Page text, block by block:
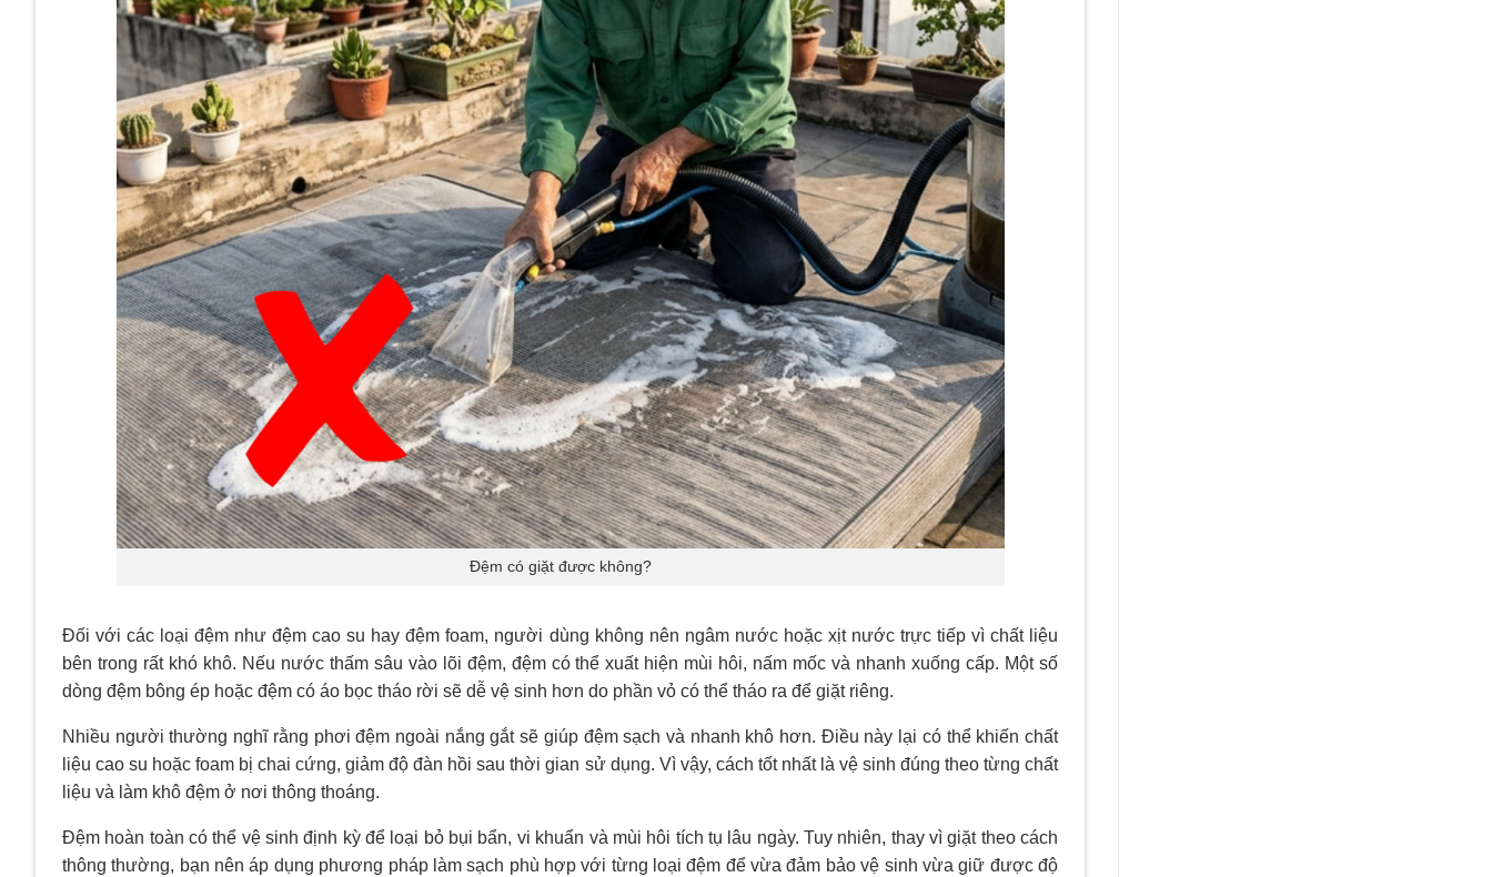
Đệm có giặt được không?
Đối với các loại đệm như đệm cao su hay đệm foam, người dùng không nên ngâm nước hoặc xịt nước trực tiếp vì chất liệu
bên trong rất khó khô. Nếu nước thấm sâu vào lõi đệm, đệm có thể xuất hiện mùi hôi, nấm mốc và nhanh xuống cấp. Một số
dòng đệm bông ép hoặc đệm có áo bọc tháo rời sẽ dễ vệ sinh hơn do phần vỏ có thể tháo ra để giặt riêng.
Nhiều người thường nghĩ rằng phơi đệm ngoài nắng gắt sẽ giúp đệm sạch và nhanh khô hơn. Điều này lại có thể khiến chất
liệu cao su hoặc foam bị chai cứng, giảm độ đàn hồi sau thời gian sử dụng. Vì vậy, cách tốt nhất là vệ sinh đúng theo từng chất
liệu và làm khô đệm ở nơi thông thoáng.
Đệm hoàn toàn có thể vệ sinh định kỳ để loại bỏ bụi bẩn, vi khuẩn và mùi hôi tích tụ lâu ngày. Tuy nhiên, thay vì giặt theo cách
thông thường, bạn nên áp dụng phương pháp làm sạch phù hợp với từng loại đệm để vừa đảm bảo vệ sinh vừa giữ được độ